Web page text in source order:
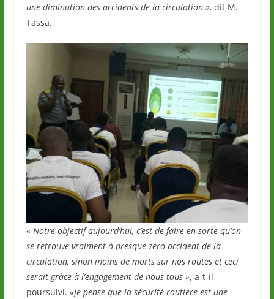
une diminution des accidents de la circulation », dit M.
Tassa.
« Notre objectif aujourd’hui, c’est de faire en sorte qu’on
se retrouve vraiment à presque zéro accident de la
circulation, sinon moins de morts sur nos routes et ceci
serait grâce à l’engagement de nous tous », a-t-il
poursuivi. «Je pense que la sécurité routière est une